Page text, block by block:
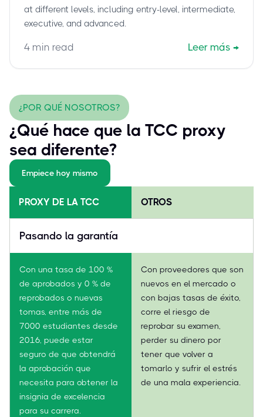
at different levels, including entry-level, intermediate,
executive, and advanced.
4 min read Leer más →
¿POR QUÉ NOSOTROS?
¿Qué hace que la TCC proxy
sea diferente?
Empiece hoy mismo
PROXY DE LA TCC OTROS
Pasando la garantía
Con una tasa de 100 %
de aprobados y 0 % de
reprobados o nuevas
tomas, entre más de
7000 estudiantes desde
2016, puede estar
seguro de que obtendrá
la aprobación que
necesita para obtener la
insignia de excelencia
para su carrera.
Con proveedores que son
nuevos en el mercado o
con bajas tasas de éxito,
corre el riesgo de
reprobar su examen,
perder su dinero por
tener que volver a
tomarlo y sufrir el estrés
de una mala experiencia.